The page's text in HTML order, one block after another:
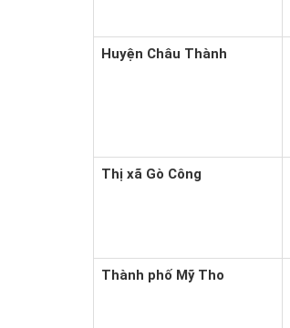
Huyện Châu Thành
Thị xã Gò Công
Thành phố Mỹ Tho